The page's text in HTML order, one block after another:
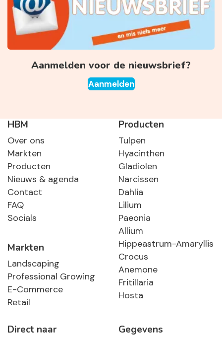
Aanmelden voor de nieuwsbrief?
Aanmelden
HBM
Over ons
Markten
Producten
Nieuws & agenda
Contact
FAQ
Socials
Markten
Landscaping
Professional Growing
E-Commerce
Retail
Producten
Tulpen
Hyacinthen
Gladiolen
Narcissen
Dahlia
Lilium
Paeonia
Allium
Hippeastrum-Amaryllis
Crocus
Anemone
Fritillaria
Hosta
Direct naar Gegevens